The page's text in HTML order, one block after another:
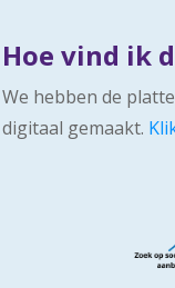
Hoe vind ik
We hebben de
digitaal gemaakt.